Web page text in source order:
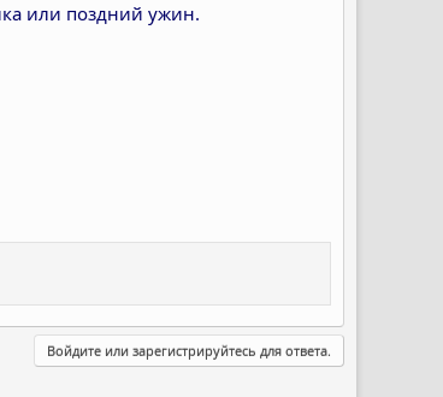
или поздний ужин.
Войдите или зарегистрируйтесь для ответа.